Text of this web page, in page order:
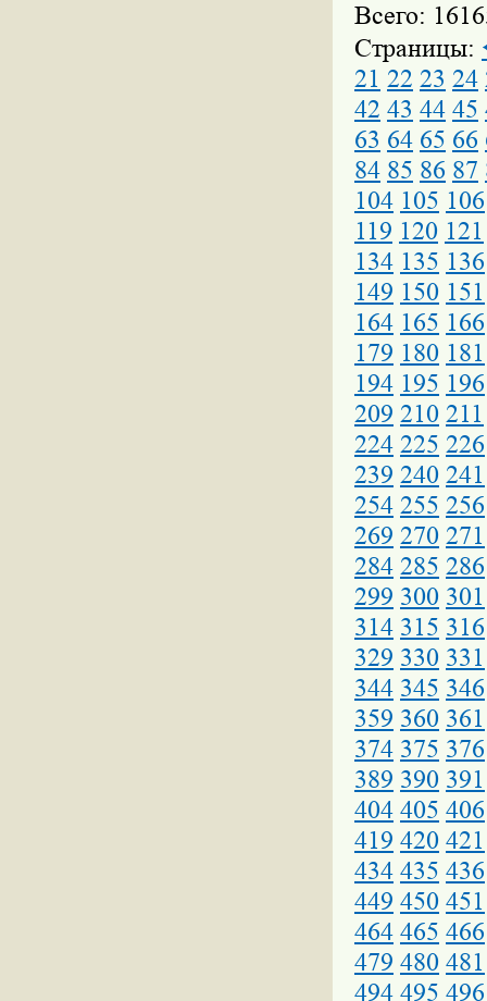
Всего:
Страницы:
21 22 23 24
42 43 44 45
63 64 65 66
84 85 86 87
104 105 106
119 120 121
134 135 136
149 150 151
164 165 166
179 180 181
194 195 196
209 210 211
224 225 226
239 240 241
254 255 256
269 270 271
284 285 286
299 300 301
314 315 316
329 330 331
344 345 346
359 360 361
374 375 376
389 390 391
404 405 406
419 420 421
434 435 436
449 450 451
464 465 466
479 480 481
494 495 496